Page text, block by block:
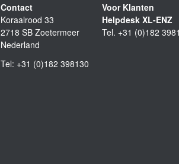
Contact
Koraalrood 33
2718 SB Zoetermeer
Nederland
Tel: +31 (0)182 398130
Voor Klanten
Helpdesk XL-ENZ
Tel. +31 (0)182